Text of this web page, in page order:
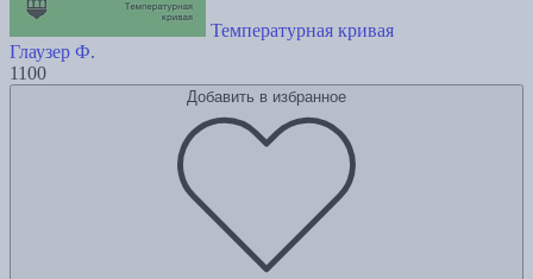
Температурная кривая
Глаузер Ф.
1100
Добавить в избранное